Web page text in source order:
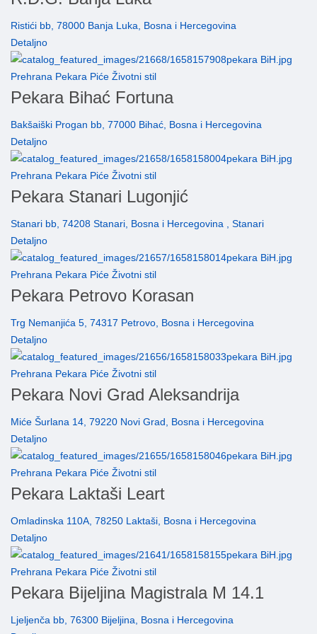
Ristići bb, 78000 Banja Luka, Bosna i Hercegovina
Detaljno
Prehrana Pekara Piće Životni stil
Pekara Bihać Fortuna
Bakšaiški Progan bb, 77000 Bihać, Bosna i Hercegovina
Detaljno
Prehrana Pekara Piće Životni stil
Pekara Stanari Lugonjić
Stanari bb, 74208 Stanari, Bosna i Hercegovina , Stanari
Detaljno
Prehrana Pekara Piće Životni stil
Pekara Petrovo Korasan
Trg Nemanjića 5, 74317 Petrovo, Bosna i Hercegovina
Detaljno
Prehrana Pekara Piće Životni stil
Pekara Novi Grad Aleksandrija
Miće Šurlana 14, 79220 Novi Grad, Bosna i Hercegovina
Detaljno
Prehrana Pekara Piće Životni stil
Pekara Laktaši Leart
Omladinska 110A, 78250 Laktaši, Bosna i Hercegovina
Detaljno
Prehrana Pekara Piće Životni stil
Pekara Bijeljina Magistrala M 14.1
Ljeljenča bb, 76300 Bijeljina, Bosna i Hercegovina